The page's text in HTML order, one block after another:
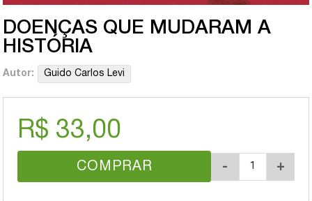
DOENÇAS QUE MUDARAM A
HISTÓRIA
Autor: Guido Carlos Levi
R$ 33,00
COMPRAR - +